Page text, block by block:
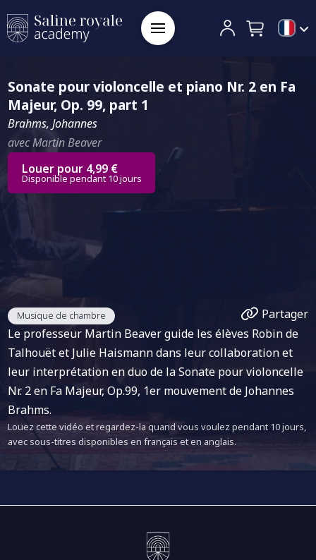
Sonate pour violoncelle et piano Nr. 2 en Fa
Majeur, Op. 99, part 1
Brahms, Johannes
avec Martin Beaver
Louer pour 4,99 €
Disponible pendant 10 jours
Musique de chambre
Partager
Le professeur Martin Beaver guide les élèves Robin de
Talhouët et Julie Haismann dans leur collaboration et
leur interprétation en duo de la Sonate pour violoncelle
Nr. 2 en Fa Majeur, Op.99, 1er mouvement de Johannes
Brahms.
Louez cette vidéo et regardez-la quand vous voulez pendant 10 jours,
avec sous-titres disponibles en français et en anglais.